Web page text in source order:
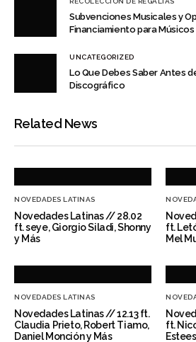
Subvenciones Musicales y
Financiamiento para Músicos
UNCATEGORIZED
Lo Que Debes Saber Antes
Discográfico
Related News
NOVEDADES LATINAS
Novedades Latinas // 28.02
ft. seye, Giorgio Siladi, Shonny
y Más
ft.
Mel
NOVEDADES LATINAS
Novedades Latinas // 12.13 ft.
Claudia Prieto, Robert Tiamo,
Daniel Monción y Más
ft.